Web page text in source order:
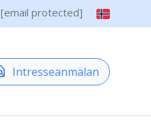
[email protected]
Intresseanmälan